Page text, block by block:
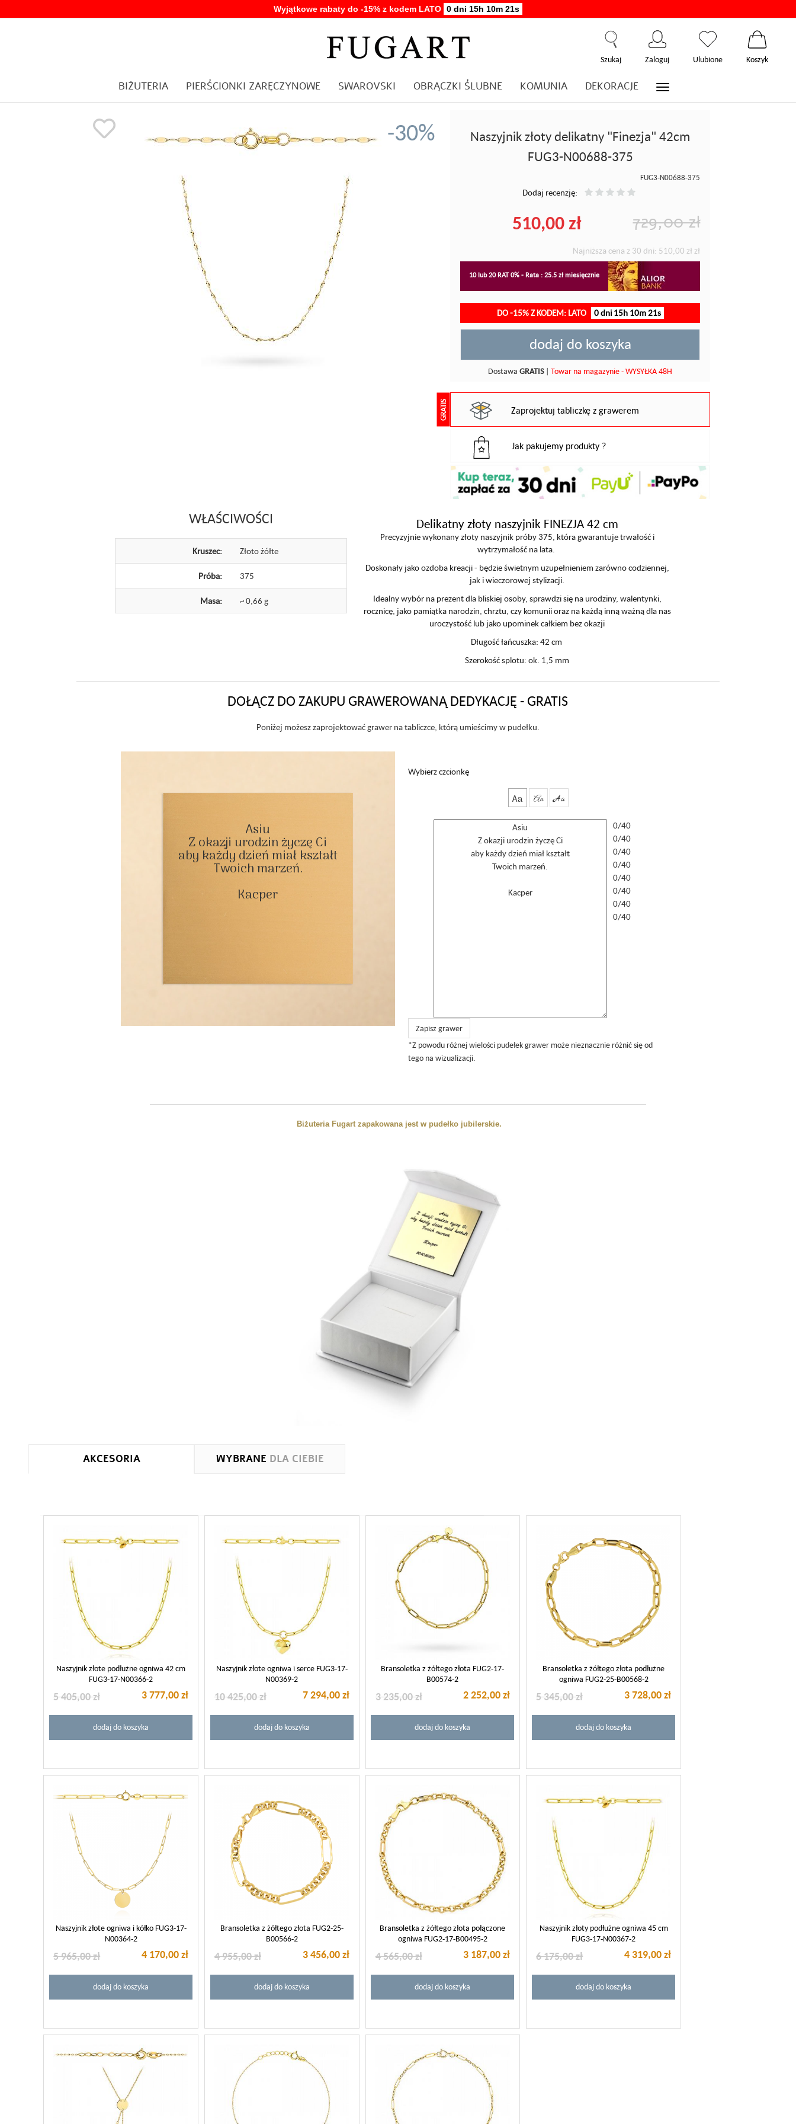
Wyjątkowe rabaty do -15% z kodem LATO 0 dni 15h 10m 20s
Szukaj Zaloguj Ulubione Koszyk
BIŻUTERIA PIERŚCIONKI ZARĘCZYNOWE SWAROVSKI OBRĄCZKI ŚLUBNE KOMUNIA DEKORACJE
-30%
Naszyjnik złoty delikatny "Finezja" 42cm
FUG3-N00688-375
FUG3-N00688-375
Dodaj recenzję:
729,00 zł
510,00 zł
Najniższa cena z 30 dni: 510,00 zł zł
10 lub 20 RAT 0% - Rata : 25.5 zł miesięcznie
DO -15% Z KODEM: LATO 0 dni 15h 10m 20s
dodaj do koszyka
DostawaGRATIS|Towar na magazynie - WYSYŁKA 48H
GRATIS Zaprojektuj tabliczkę z grawerem
Jak pakujemy produkty ?
WŁAŚCIWOŚCI
Kruszec: Złoto żółte
Próba: 375
Masa: ~ 0,66 g
Delikatny złoty naszyjnik FINEZJA 42 cm
Precyzyjnie wykonany złoty naszyjnik próby 375, która gwarantuje trwałość i
wytrzymałość na lata.
Doskonały jako ozdoba kreacji - będzie świetnym uzupełnieniem zarówno codziennej,
jak i wieczorowej stylizacji.
Idealny wybór na prezent dla bliskiej osoby, sprawdzi się na urodziny, walentynki,
rocznicę, jako pamiątka narodzin, chrztu, czy komunii oraz na każdą inną ważną dla nas
uroczystość lub jako upominek całkiem bez okazji
Długość łańcuszka: 42 cm
Szerokość splotu: ok. 1,5 mm
DOŁĄCZ DO ZAKUPU GRAWEROWANĄ DEDYKACJĘ - GRATIS
Poniżej możesz zaprojektować grawer na tabliczce, którą umieścimy w pudełku.
Asiu
Z okazji urodzin życzę Ci
aby każdy dzień miał kształt
Twoich marzeń.
Kacper
Wybierz czcionkę
Aa Aa Aa
0/40
0/40
0/40
0/40
0/40
0/40
0/40
0/40
Zapisz grawer
*Z powodu różnej wielości pudełek grawer może nieznacznie różnić się od
tego na wizualizacji.
Biżuteria Fugart zapakowana jest w pudełko jubilerskie.
AKCESORIA WYBRANE DLA CIEBIE
Naszyjnik złote podłużne ogniwa 42 cm
FUG3-17-N00366-2
3 777,00 zł
5 405,00 zł
dodaj do koszyka
Naszyjnik złote ogniwa i serce FUG3-17-
N00369-2
7 294,00 zł
10 425,00 zł
dodaj do koszyka
Bransoletka z żółtego złota FUG2-17-
B00574-2
2 252,00 zł
3 235,00 zł
dodaj do koszyka
Bransoletka z żółtego złota podłużne
ogniwa FUG2-25-B00568-2
3 728,00 zł
5 345,00 zł
dodaj do koszyka
Naszyjnik złote ogniwa i kółko FUG3-17-
N00364-2
4 170,00 zł
5 965,00 zł
dodaj do koszyka
Bransoletka z żółtego złota FUG2-25-
B00566-2
3 456,00 zł
4 955,00 zł
dodaj do koszyka
Bransoletka z żółtego złota połączone
ogniwa FUG2-17-B00495-2
3 187,00 zł
4 565,00 zł
dodaj do koszyka
Naszyjnik złoty podłużne ogniwa 45 cm
FUG3-17-N00367-2
4 319,00 zł
6 175,00 zł
dodaj do koszyka